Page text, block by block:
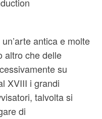
antica e molte
altro che delle
su
XVIII i grandi
talvolta si
di